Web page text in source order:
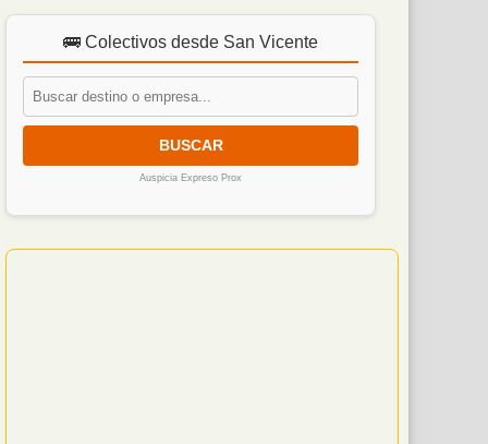
🚌 Colectivos desde San Vicente
BUSCAR
Auspicia Expreso Prox